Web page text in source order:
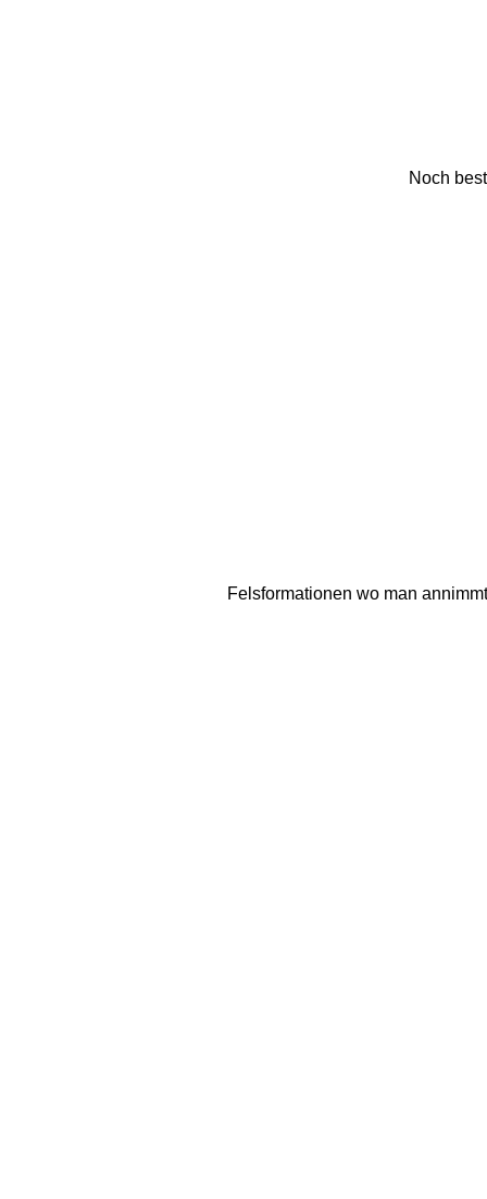
Noch
Felsformationen wo man